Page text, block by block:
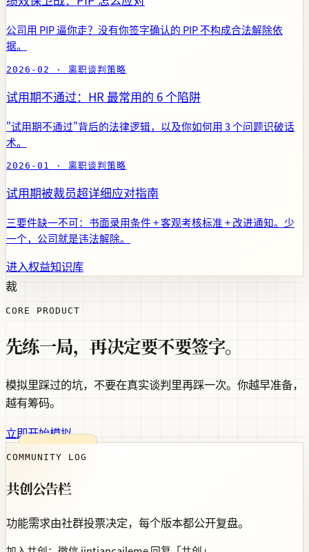
公司用 PIP 逼你走？没有你签字确认的 PIP 不构成合法解除依
据。
2026-02 · 离职谈判策略
试用期不通过：HR 最常用的 6 个陷阱
"试用期不通过"背后的法律逻辑，以及你如何用 3 个问题识破话
术。
2026-01 · 离职谈判策略
试用期被裁员超详细应对指南
三要件缺一不可：书面录用条件 + 客观考核标准 + 改进通知。少
一个，公司就是违法解除。
进入权益知识库
裁
CORE PRODUCT
先练一局，再决定要不要签字。
模拟里踩过的坑，不要在真实谈判里再踩一次。你越早准备，
越有筹码。
立即开始模拟
COMMUNITY LOG
共创公告栏
功能需求由社群投票决定，每个版本都公开复盘。